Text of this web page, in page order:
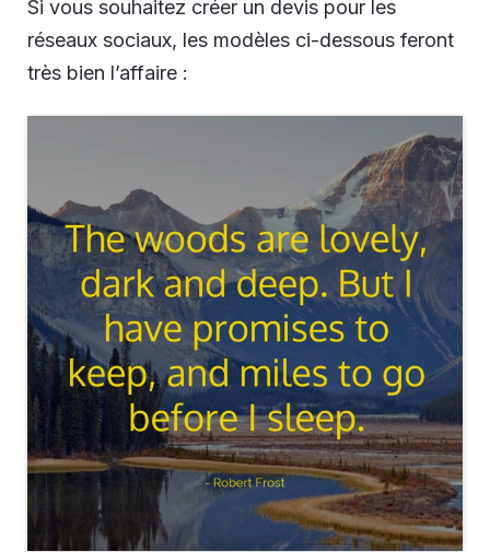
Si vous souhaitez créer un devis pour les
réseaux sociaux, les modèles ci-dessous feront
très bien l’affaire :